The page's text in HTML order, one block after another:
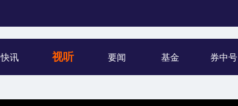
快讯 视听 要闻 基金 券中号